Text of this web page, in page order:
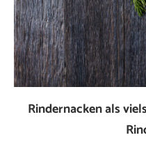
Rindernacken als